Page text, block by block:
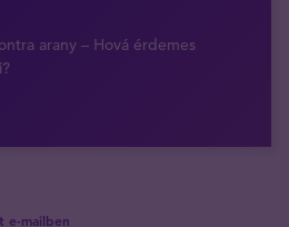
arany – Hová érdemes
e-mailben